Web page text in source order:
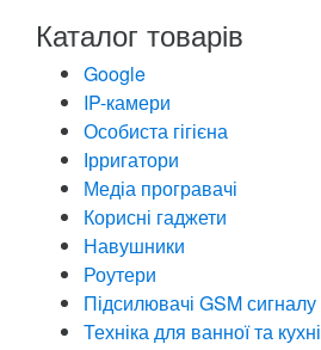
Каталог товарів
Google
IP-камери
Особиста гігієна
Ірригатори
Медіа програвачі
Корисні гаджети
Навушники
Роутери
Підсилювачі GSM сигналу
Техніка для ванної та кухні